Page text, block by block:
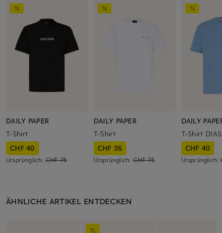
DAILY PAPER
T-Shirt
CHF 40
Ursprünglich: CHF 75
DAILY PAPER
T-Shirt
CHF 35
Ursprünglich:CHF 75
DAILY
T-Shirt DIAS
CHF 40
Ursprünglich:
ÄHNLICHE ARTIKEL ENTDECKEN